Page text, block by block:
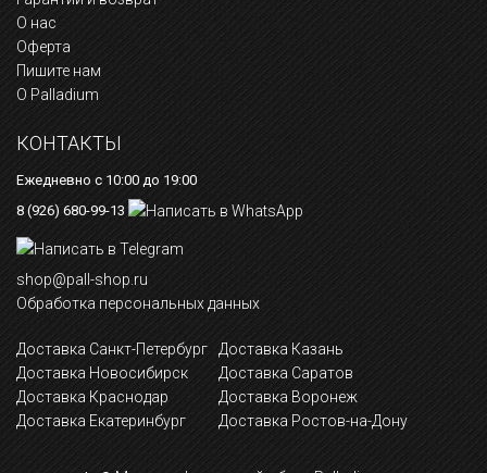
О нас
Оферта
Пишите нам
О Palladium
КОНТАКТЫ
Ежедневно с 10:00 до 19:00
8 (926) 680-99-13
shop@pall-shop.ru
Обработка персональных данных
Доставка Санкт-Петербург
Доставка Новосибирск
Доставка Краснодар
Доставка Екатеринбург
Доставка Казань
Доставка Саратов
Доставка Воронеж
Доставка Ростов-на-Дону